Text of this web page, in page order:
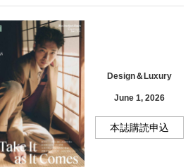
Design＆Luxury
June 1, 2026
本誌購読申込